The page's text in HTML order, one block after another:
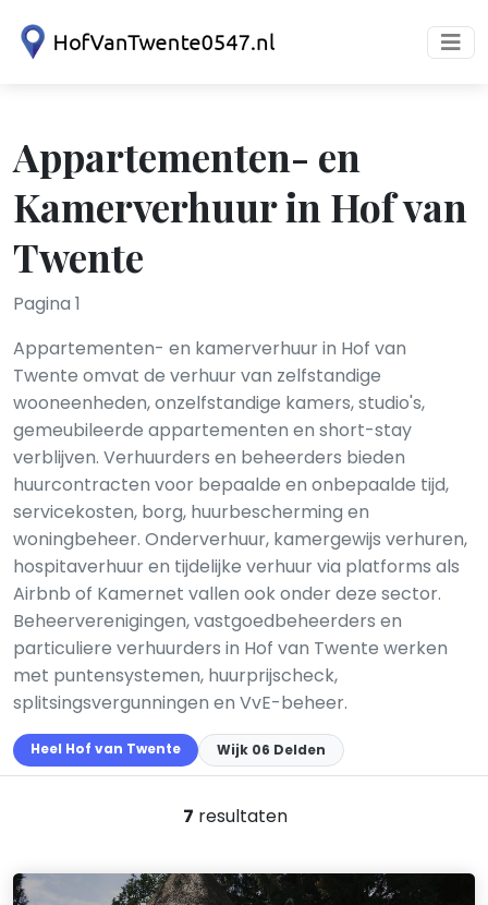
Appartementen- en
Kamerverhuur in Hof van
Twente
Pagina 1
Appartementen- en kamerverhuur in Hof van
Twente omvat de verhuur van zelfstandige
wooneenheden, onzelfstandige kamers, studio's,
gemeubileerde appartementen en short-stay
verblijven. Verhuurders en beheerders bieden
huurcontracten voor bepaalde en onbepaalde tijd,
servicekosten, borg, huurbescherming en
woningbeheer. Onderverhuur, kamergewijs verhuren,
hospitaverhuur en tijdelijke verhuur via platforms als
Airbnb of Kamernet vallen ook onder deze sector.
Beheerverenigingen, vastgoedbeheerders en
particuliere verhuurders in Hof van Twente werken
met puntensystemen, huurprijscheck,
splitsingsvergunningen en VvE-beheer.
Heel Hof van Twente Wijk 06 Delden
7 resultaten